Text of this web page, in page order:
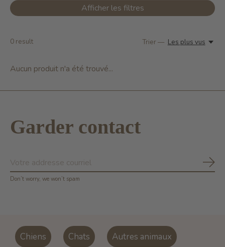
Afficher les filtres
0 result Trier — Les plus vus
Aucun produit n'a été trouvé...
Garder contact
Don’t worry, we won’t spam
Chiens Chats Autres animaux